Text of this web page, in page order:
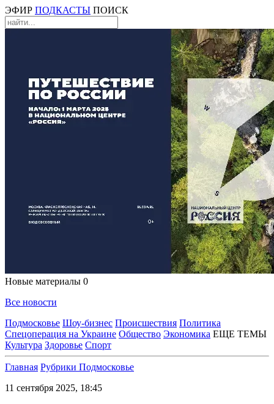
ЭФИР ПОДКАСТЫ ПОИСК
Новые материалы 0
Все новости
Подмосковье Шоу-бизнес Происшествия Политика
Спецоперация на Украине Общество Экономика ЕЩЕ ТЕМЫ
Культура Здоровье Спорт
Главная Рубрики Подмосковье
11 сентября 2025, 18:45